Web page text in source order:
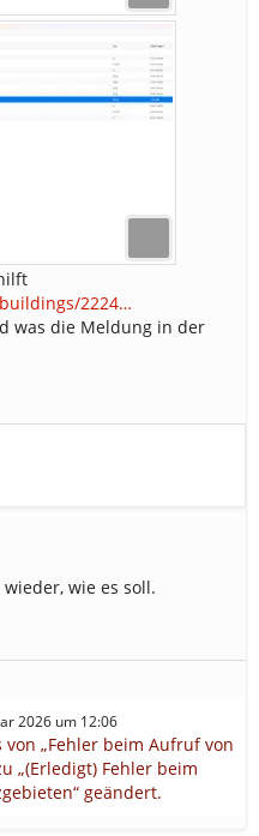
2224…
was die Meldung in der
wie es soll.
2026 um 12:06
„Fehler beim Aufruf von
„(Erledigt) Fehler beim
geändert.